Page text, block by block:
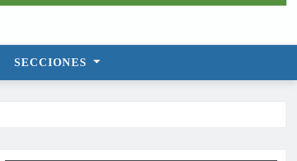
SECCIONES